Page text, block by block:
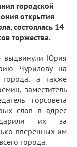
городской
открытия
состоялась 14
торжества.
выдвинули Юрия
Чурилову на
а также
заместитель
горсовета
слов в адрес
их за
вверенных им
города.